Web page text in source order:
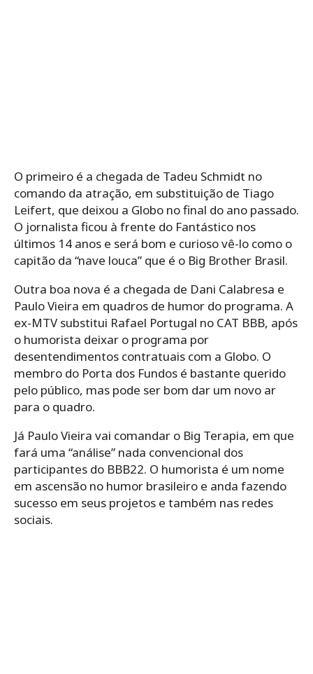
O primeiro é a chegada de Tadeu Schmidt no
comando da atração, em substituição de Tiago
Leifert, que deixou a Globo no final do ano passado.
O jornalista ficou à frente do Fantástico nos
últimos 14 anos e será bom e curioso vê-lo como o
capitão da “nave louca” que é o Big Brother Brasil.
Outra boa nova é a chegada de Dani Calabresa e
Paulo Vieira em quadros de humor do programa. A
ex-MTV substitui Rafael Portugal no CAT BBB, após
o humorista deixar o programa por
desentendimentos contratuais com a Globo. O
membro do Porta dos Fundos é bastante querido
pelo público, mas pode ser bom dar um novo ar
para o quadro.
Já Paulo Vieira vai comandar o Big Terapia, em que
fará uma “análise” nada convencional dos
participantes do BBB22. O humorista é um nome
em ascensão no humor brasileiro e anda fazendo
sucesso em seus projetos e também nas redes
sociais.